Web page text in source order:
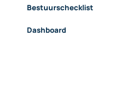
Bestuurs­checklist
Dashboard